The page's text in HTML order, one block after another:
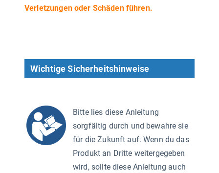
Verletzungen oder Schäden führen.
Wichtige Sicherheitshinweise
Bitte lies diese Anleitung
sorgfältig durch und bewahre sie
für die Zukunft auf. Wenn du das
Produkt an Dritte weitergegeben
wird, sollte diese Anleitung auch